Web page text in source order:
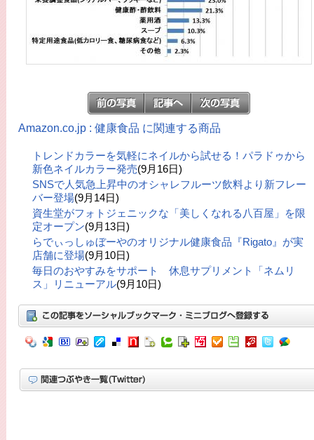
Amazon.co.jp : 健康食品 に関連する商品
トレンドカラーを気軽にネイルから試せる！パラドゥから
新色ネイルカラー発売(9月16日)
SNSで人気急上昇中のオシャレフルーツ飲料より新フレー
バー登場(9月14日)
資生堂がフォトジェニックな「美しくなれる八百屋」を限
定オープン(9月13日)
らでぃっしゅぼーやのオリジナル健康食品『Rigato』が実
店舗に登場(9月10日)
毎日のおやすみをサポート 休息サプリメント「ネムリ
ス」リニューアル(9月10日)